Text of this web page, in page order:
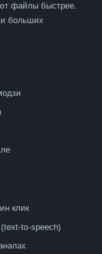
файлы быстрее.
и больших
клик
to-speech)